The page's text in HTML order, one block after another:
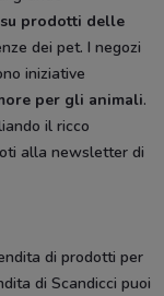
prodotti delle
dei pet. I negozi
iniziative
per gli animali.
il ricco
alla newsletter di
di prodotti per
di Scandicci puoi